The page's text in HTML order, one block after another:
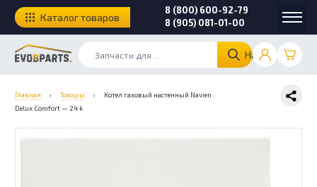
Найти
8 (800) 600-92-79
8 (905) 081-01-00
Каталог товаров
Главная › Товары ›
Котел газовый настенный Navien
Delux Comfort — 24 k